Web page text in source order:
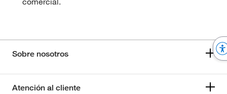
Sobre nosotros
Atención al cliente